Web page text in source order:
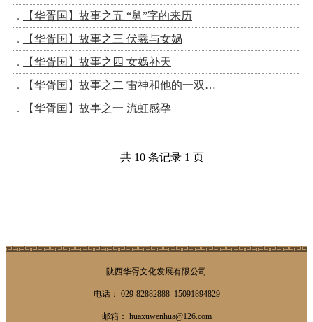
【华胥国】故事之五 “舅”字的来历
【华胥国】故事之三 伏羲与女娲
【华胥国】故事之四 女娲补天
【华胥国】故事之二 雷神和他的一双儿女
【华胥国】故事之一 流虹感孕
共 10 条记录 1 页
陕西华胥文化发展有限公司
电话： 029-82882888 15091894829
邮箱： huaxuwenhua@126.com